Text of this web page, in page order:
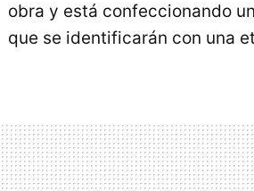
obra y está confeccionando
que se identificarán con una